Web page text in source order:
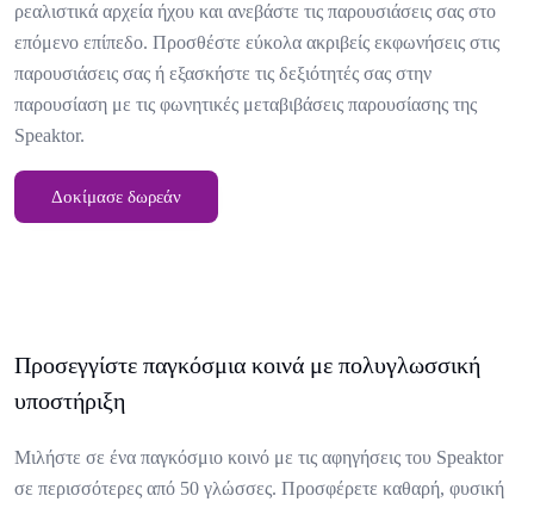
ρεαλιστικά αρχεία ήχου και ανεβάστε τις παρουσιάσεις σας στο
επόμενο επίπεδο. Προσθέστε εύκολα ακριβείς εκφωνήσεις στις
παρουσιάσεις σας ή εξασκήστε τις δεξιότητές σας στην
παρουσίαση με τις φωνητικές μεταβιβάσεις παρουσίασης της
Speaktor.
Δοκίμασε δωρεάν
Προσεγγίστε παγκόσμια κοινά με πολυγλωσσική
υποστήριξη
Μιλήστε σε ένα παγκόσμιο κοινό με τις αφηγήσεις του Speaktor
σε περισσότερες από 50 γλώσσες. Προσφέρετε καθαρή, φυσική